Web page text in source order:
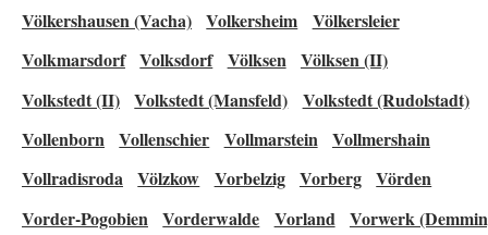
Völkershausen (Vacha) Volkersheim
Völkersleier
Volkmarsdorf Volksdorf Völksen Völksen (II)
Volkstedt (II) Volkstedt (Mansfeld)
Volkstedt (Rudolstadt)
Vollenborn Vollenschier Vollmarstein Vollmershain
Vollradisroda Völzkow Vorbelzig Vorberg Vörden
Vorder-Pogobien
Vorderwalde Vorland
Vorwerk